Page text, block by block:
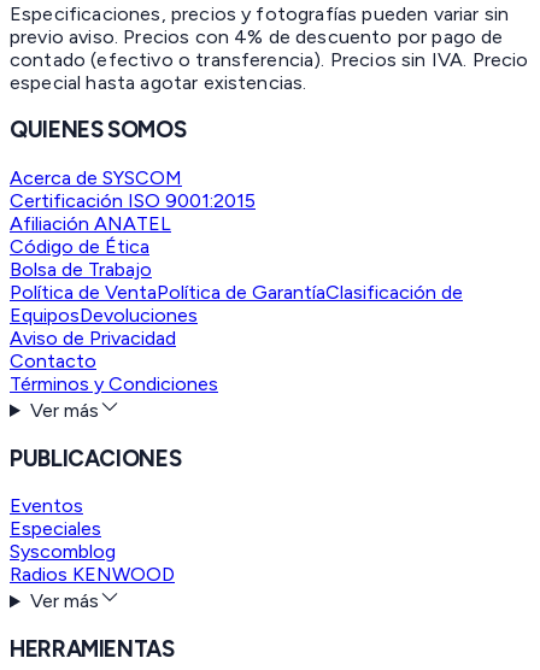
Especificaciones, precios y fotografías pueden variar sin
previo aviso. Precios con 4% de descuento por pago de
contado (efectivo o transferencia). Precios sin IVA. Precio
especial hasta agotar existencias.
QUIENES SOMOS
Acerca de SYSCOM
Certificación ISO 9001:2015
Afiliación ANATEL
Código de Ética
Bolsa de Trabajo
Política de VentaPolítica de GarantíaClasificación de
EquiposDevoluciones
Aviso de Privacidad
Contacto
Términos y Condiciones
Ver más
PUBLICACIONES
Eventos
Especiales
Syscomblog
Radios KENWOOD
Ver más
HERRAMIENTAS